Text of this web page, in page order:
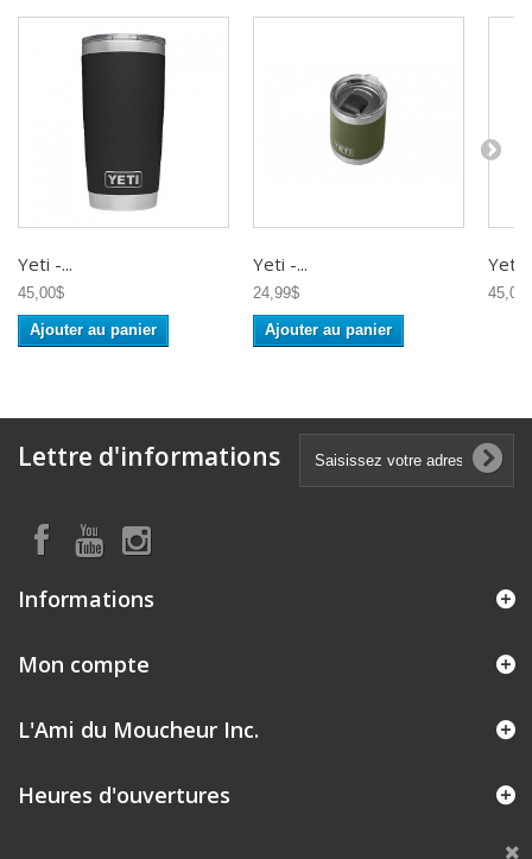
Yeti -...
45,00$
Ajouter au panier
Yeti -...
24,99$
Ajouter au panier
Yeti
Lettre d'informations
Informations
Mon compte
L'Ami du Moucheur Inc.
Heures d'ouvertures